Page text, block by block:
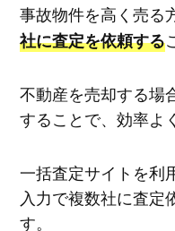
事故物件を高く売る
社に査定を依頼する
不動産を売却する場
することで、効率よ
一括査定サイトを利
入力で複数社に査定
す。